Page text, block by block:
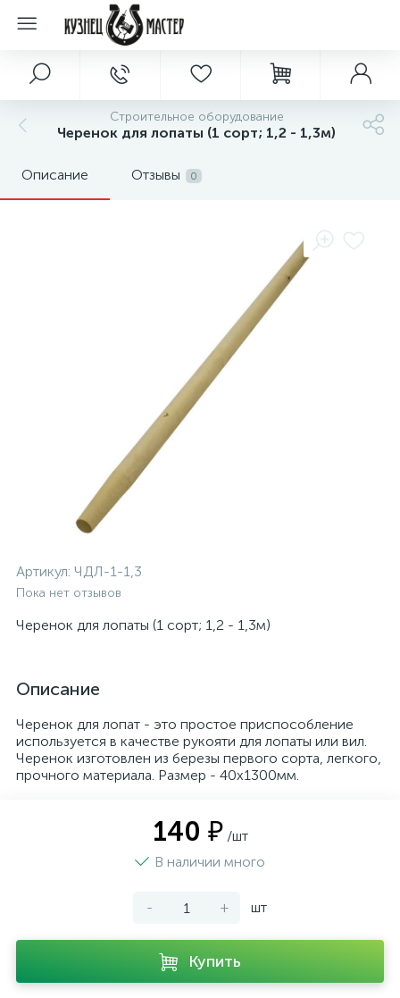
Строительное оборудование
Черенок для лопаты (1 сорт; 1,2 - 1,3м)
Описание Отзывы 0
Артикул: ЧДЛ-1-1,3
Пока нет отзывов
Черенок для лопаты (1 сорт; 1,2 - 1,3м)
Описание
Черенок для лопат - это простое приспособление
используется в качестве рукояти для лопаты или вил.
Черенок изготовлен из березы первого сорта, легкого,
прочного материала. Размер - 40х1300мм.
140 ₽ /шт
В наличии много
- + шт
Купить